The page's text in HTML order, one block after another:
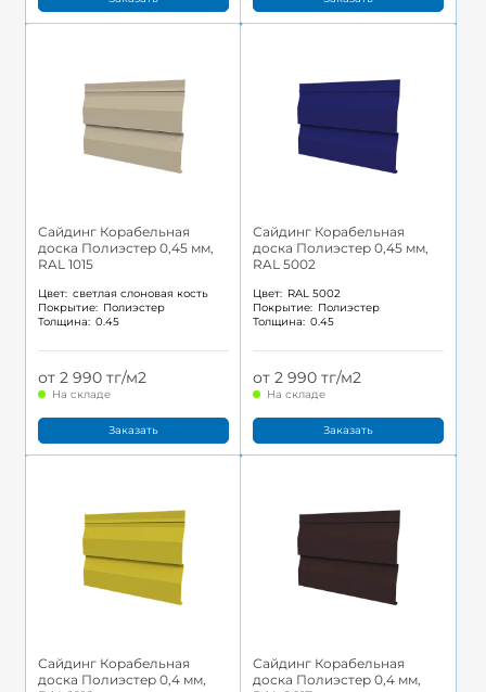
Сайдинг Корабельная
доска Полиэстер 0,45 мм,
RAL 1015
Цвет: светлая слоновая кость
Покрытие: Полиэстер
Толщина: 0.45
от 2 990 тг/м2
На складе
Заказать
Сайдинг Корабельная
доска Полиэстер 0,45 мм,
RAL 5002
Цвет: RAL 5002
Покрытие: Полиэстер
Толщина: 0.45
от 2 990 тг/м2
На складе
Заказать
Сайдинг Корабельная
доска Полиэстер 0,4 мм,
Сайдинг Корабельная
доска Полиэстер 0,4 мм,